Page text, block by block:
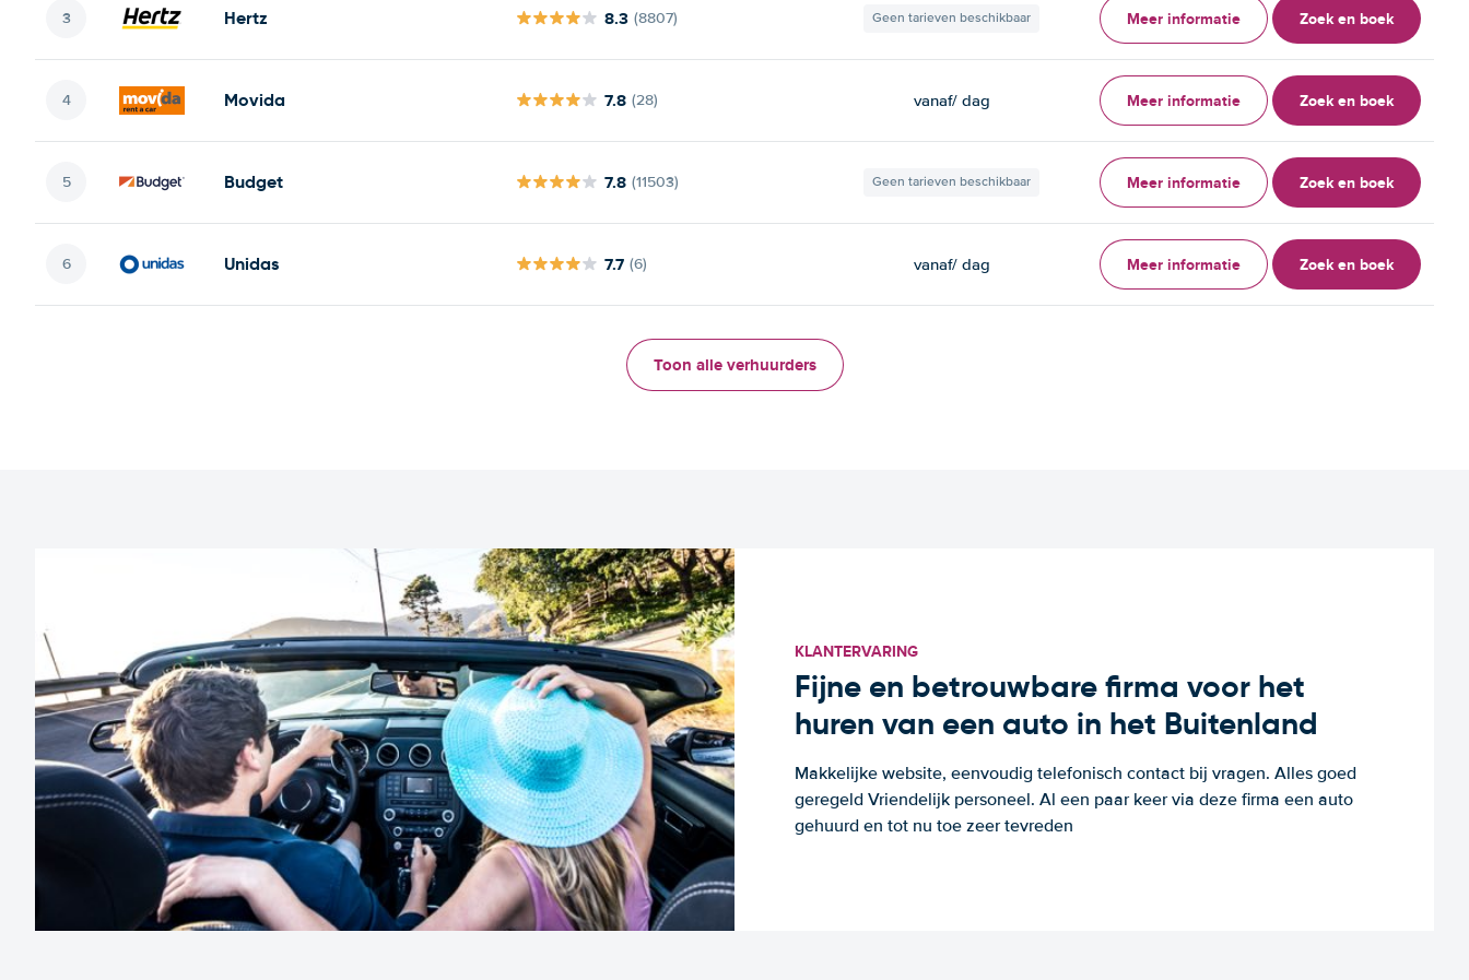
Hertz 8.3 (8807) Geen tarieven beschikbaar Meer informatie Zoek en boek
Movida 7.8 (28) vanaf/ dag Meer informatie Zoek en boek
Budget 7.8 (11503) Geen tarieven beschikbaar Meer informatie Zoek en boek
Unidas 7.7 (6) vanaf/ dag Meer informatie Zoek en boek
Toon alle verhuurders
KLANTERVARING
Fijne en betrouwbare firma voor het
huren van een auto in het Buitenland
Makkelijke website, eenvoudig telefonisch contact bij vragen. Alles goed
geregeld Vriendelijk personeel. Al een paar keer via deze firma een auto
gehuurd en tot nu toe zeer tevreden